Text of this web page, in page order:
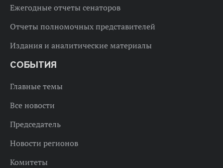
Ежегодные отчеты сенаторов
Отчеты полномочных представителей
Издания и аналитические материалы
СОБЫТИЯ
Главные темы
Все новости
Председатель
Новости регионов
Комитеты